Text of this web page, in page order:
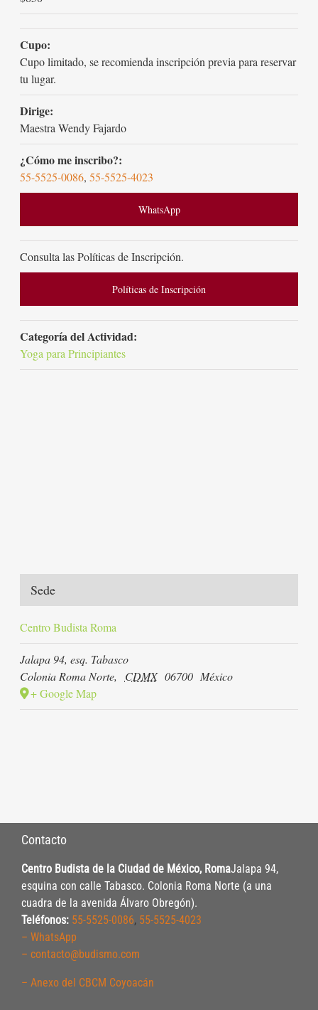
Cupo:
Cupo limitado, se recomienda inscripción previa para reservar
tu lugar.
Dirige:
Maestra Wendy Fajardo
¿Cómo me inscribo?:
55-5525-0086,55-5525-4023
WhatsApp
Consulta las Políticas de Inscripción.
Políticas de Inscripción
Categoría del Actividad:
Yoga para Principiantes
Sede
Centro Budista Roma
Jalapa 94, esq. Tabasco
Colonia Roma Norte, CDMX 06700 México
+ Google Map
Contacto
Centro Budista de la Ciudad de México, RomaJalapa 94,
esquina con calle Tabasco. Colonia Roma Norte (a una
cuadra de la avenida Álvaro Obregón).
Teléfonos: 55-5525-0086, 55-5525-4023
– WhatsApp
– contacto@budismo.com
– Anexo del CBCM Coyoacán